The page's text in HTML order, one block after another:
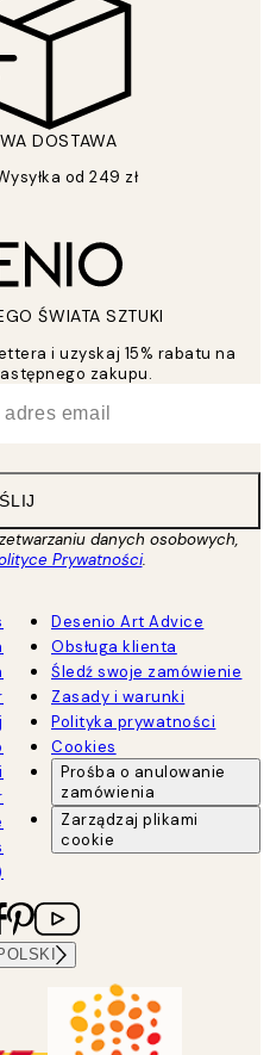
DOSTAWA
od 249 zł
ŚWIATA SZTUKI
i uzyskaj 15% rabatu na
zakupu.
danych osobowych,
Prywatności.
Desenio Art Advice
Obsługa klienta
Śledź swoje zamówienie
Zasady i warunki
Polityka prywatności
Cookies
Prośba o anulowanie
zamówienia
Zarządzaj plikami
cookie